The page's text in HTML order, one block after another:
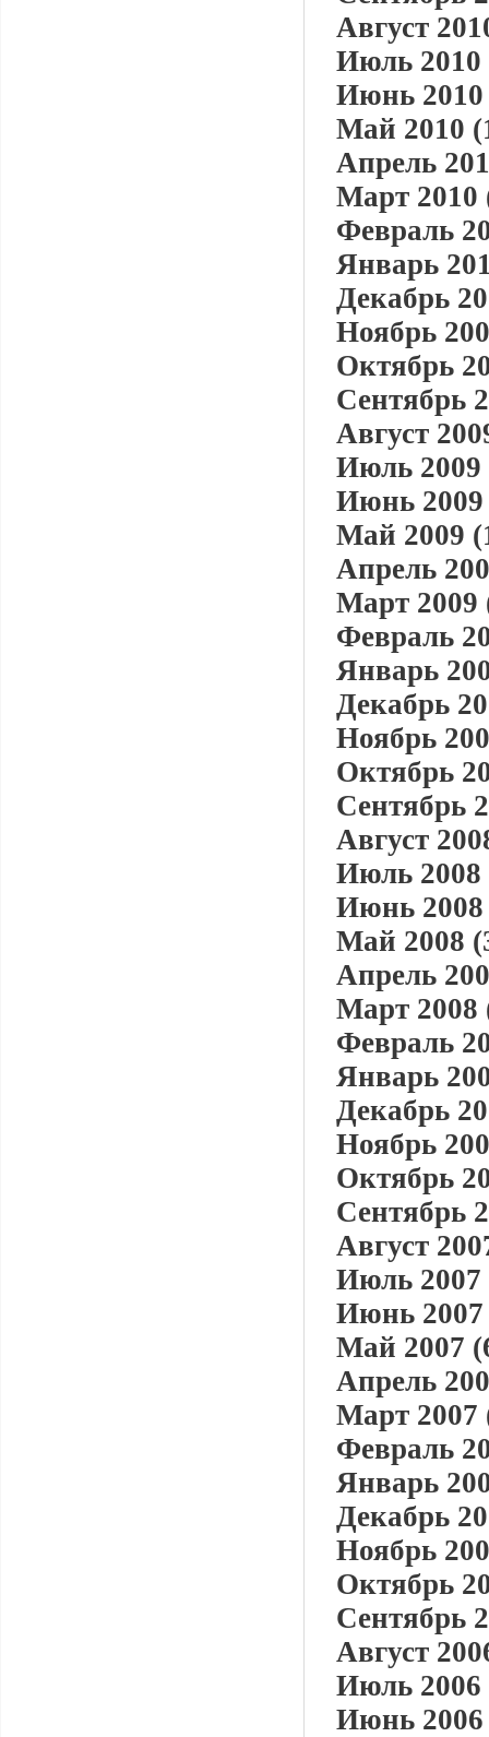
Август
Июль 2010
Июнь 2010
Май 2010
Апрель
Март 2010
Февраль
Январь
Декабрь
Ноябрь
Октябрь
Сентябрь
Август
Июль 2009
Июнь 2009
Май 2009
Апрель
Март 2009
Февраль
Январь
Декабрь
Ноябрь
Октябрь
Сентябрь
Август
Июль 2008
Июнь 2008
Май 2008
Апрель
Март 2008
Февраль
Январь
Декабрь
Ноябрь
Октябрь
Сентябрь
Август
Июль 2007
Июнь 2007
Май 2007
Апрель
Март 2007
Февраль
Январь
Декабрь
Ноябрь
Октябрь
Сентябрь
Август
Июль 2006
Июнь 2006